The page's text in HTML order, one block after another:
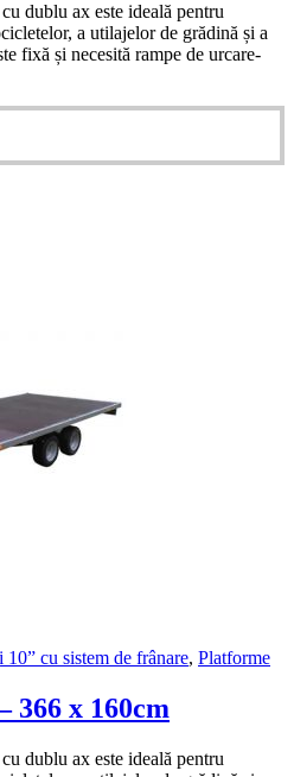
dublu ax este ideală pentru
a utilajelor de grădină și a
fixă și necesită rampe de urcare-
cu sistem de frânare, Platforme
366 x 160cm
dublu ax este ideală pentru